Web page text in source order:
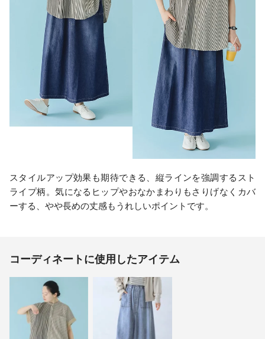
スタイルアップ効果も期待できる、縦ラインを強調するスト
ライプ柄。気になるヒップやおなかまわりもさりげなくカバ
ーする、やや長めの丈感もうれしいポイントです。
コーディネートに使用したアイテム